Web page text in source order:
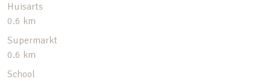
Huisarts
0.6 km
Supermarkt
0.6 km
School